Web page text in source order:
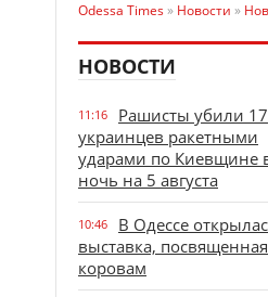
Odessa Times» Новости »
НОВОСТИ
11:16
Рашисты убили 17
украинцев ракетными
ударами по Киевщине
ночь на 5 августа
10:46
В Одессе
выставка, посвященная
коровам